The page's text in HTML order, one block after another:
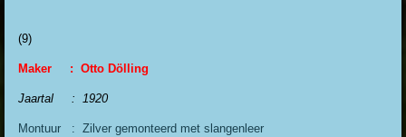
(9)
Maker : Otto Dölling
Jaartal : 1920
Montuur : Zilver gemonteerd met slangenleer